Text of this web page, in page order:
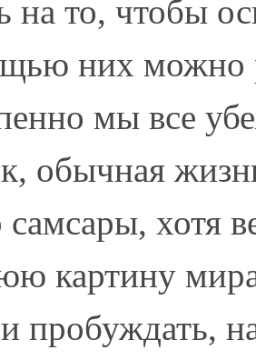
на то, чтобы
них можно
мы все
обычная
самсары, хотя
картину
пробуждать,